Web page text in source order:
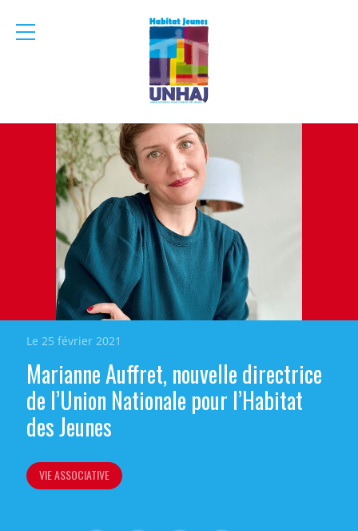
menu
Le 25 février 2021
Marianne Auffret, nouvelle directrice
de l’Union Nationale pour l’Habitat
des Jeunes
VIE ASSOCIATIVE